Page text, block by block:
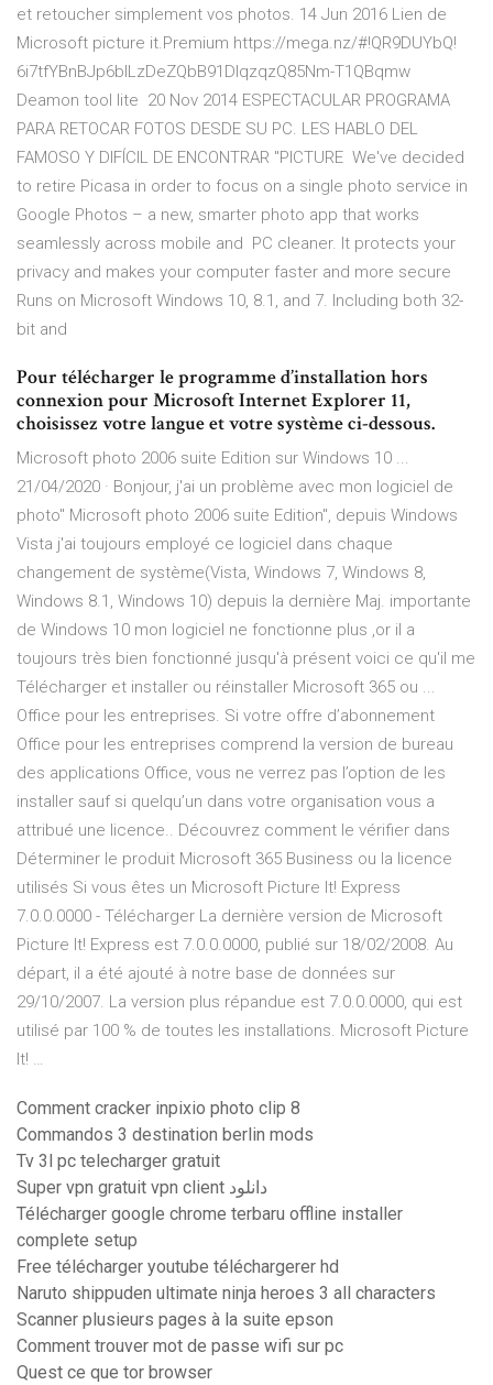
et retoucher simplement vos photos. 14 Jun 2016 Lien de
Microsoft picture it.Premium https://mega.nz/#!QR9DUYbQ!
6i7tfYBnBJp6blLzDeZQbB91DlqzqzQ85Nm-T1QBqmw
Deamon tool lite 20 Nov 2014 ESPECTACULAR PROGRAMA
PARA RETOCAR FOTOS DESDE SU PC. LES HABLO DEL
FAMOSO Y DIFÍCIL DE ENCONTRAR "PICTURE We've decided
to retire Picasa in order to focus on a single photo service in
Google Photos – a new, smarter photo app that works
seamlessly across mobile and PC cleaner. It protects your
privacy and makes your computer faster and more secure
Runs on Microsoft Windows 10, 8.1, and 7. Including both 32-
bit and
Pour télécharger le programme d’installation hors
connexion pour Microsoft Internet Explorer 11,
choisissez votre langue et votre système ci-dessous.
Microsoft photo 2006 suite Edition sur Windows 10 ...
21/04/2020 · Bonjour, j'ai un problème avec mon logiciel de
photo" Microsoft photo 2006 suite Edition", depuis Windows
Vista j'ai toujours employé ce logiciel dans chaque
changement de système(Vista, Windows 7, Windows 8,
Windows 8.1, Windows 10) depuis la dernière Maj. importante
de Windows 10 mon logiciel ne fonctionne plus ,or il a
toujours très bien fonctionné jusqu'à présent voici ce qu'il me
Télécharger et installer ou réinstaller Microsoft 365 ou ...
Office pour les entreprises. Si votre offre d’abonnement
Office pour les entreprises comprend la version de bureau
des applications Office, vous ne verrez pas l’option de les
installer sauf si quelqu’un dans votre organisation vous a
attribué une licence.. Découvrez comment le vérifier dans
Déterminer le produit Microsoft 365 Business ou la licence
utilisés Si vous êtes un Microsoft Picture It! Express
7.0.0.0000 - Télécharger La dernière version de Microsoft
Picture It! Express est 7.0.0.0000, publié sur 18/02/2008. Au
départ, il a été ajouté à notre base de données sur
29/10/2007. La version plus répandue est 7.0.0.0000, qui est
utilisé par 100 % de toutes les installations. Microsoft Picture
It! …
Comment cracker inpixio photo clip 8
Commandos 3 destination berlin mods
Tv 3l pc telecharger gratuit
Super vpn gratuit vpn client دانلود
Télécharger google chrome terbaru offline installer
complete setup
Free télécharger youtube téléchargerer hd
Naruto shippuden ultimate ninja heroes 3 all characters
Scanner plusieurs pages à la suite epson
Comment trouver mot de passe wifi sur pc
Quest ce que tor browser